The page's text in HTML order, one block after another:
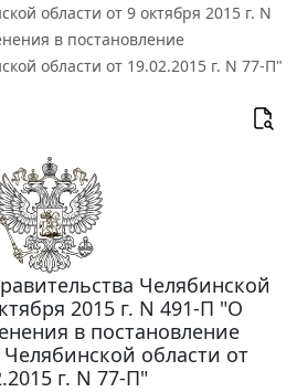
области от 9 октября 2015 г. N
в постановление
области от 19.02.2015 г. N 77-П"
Челябинской
2015 г. N 491-П "О
в постановление
области от
г. N 77-П"